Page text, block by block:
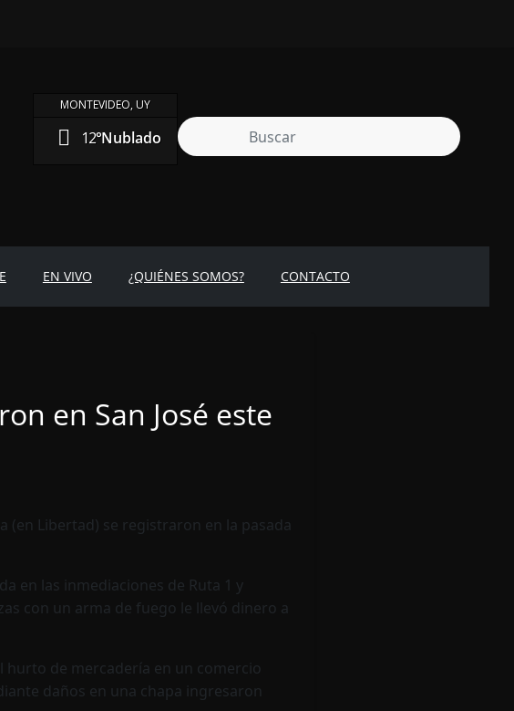
MONTEVIDEO, UY
12°Nublado
EN VIVO ¿QUIÉNES SOMOS? CONTACTO
en San José este
(en Libertad) se registraron en la pasada
en las inmediaciones de Ruta 1 y
con un arma de fuego le llevó dinero a
hurto de mercadería en un comercio
daños en una chapa ingresaron